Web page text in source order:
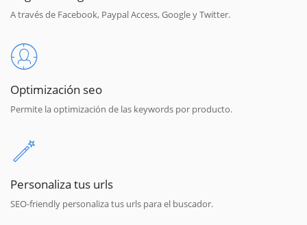
A través de Facebook, Paypal Access, Google y Twitter.
Optimización seo
Permite la optimización de las keywords por producto.
Personaliza tus urls
SEO-friendly personaliza tus urls para el buscador.